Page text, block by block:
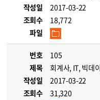
작성일
2017-03-22
조회수
18,772
파일
번호
105
제목
회계사, IT, 빅데
작성일
2017-03-22
조회수
31,320